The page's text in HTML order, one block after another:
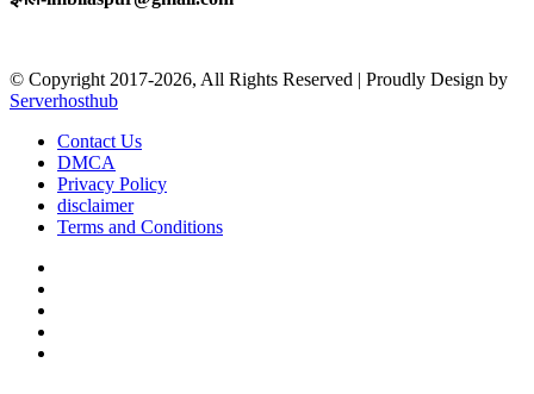
© Copyright 2017-2026, All Rights Reserved | Proudly Design by
Serverhosthub
Contact Us
DMCA
Privacy Policy
disclaimer
Terms and Conditions